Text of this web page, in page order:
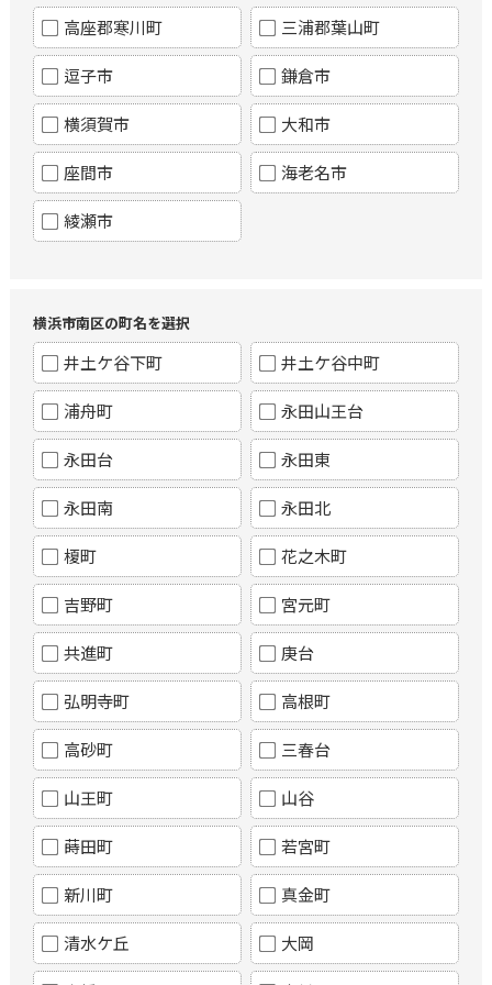
高座郡寒川町 三浦郡葉山町
逗子市 鎌倉市
横須賀市 大和市
座間市 海老名市
綾瀬市
横浜市南区の町名を選択
井土ケ谷下町 井土ケ谷中町
浦舟町 永田山王台
永田台 永田東
永田南 永田北
榎町 花之木町
吉野町 宮元町
共進町 庚台
弘明寺町 高根町
高砂町 三春台
山王町 山谷
蒔田町 若宮町
新川町 真金町
清水ケ丘 大岡